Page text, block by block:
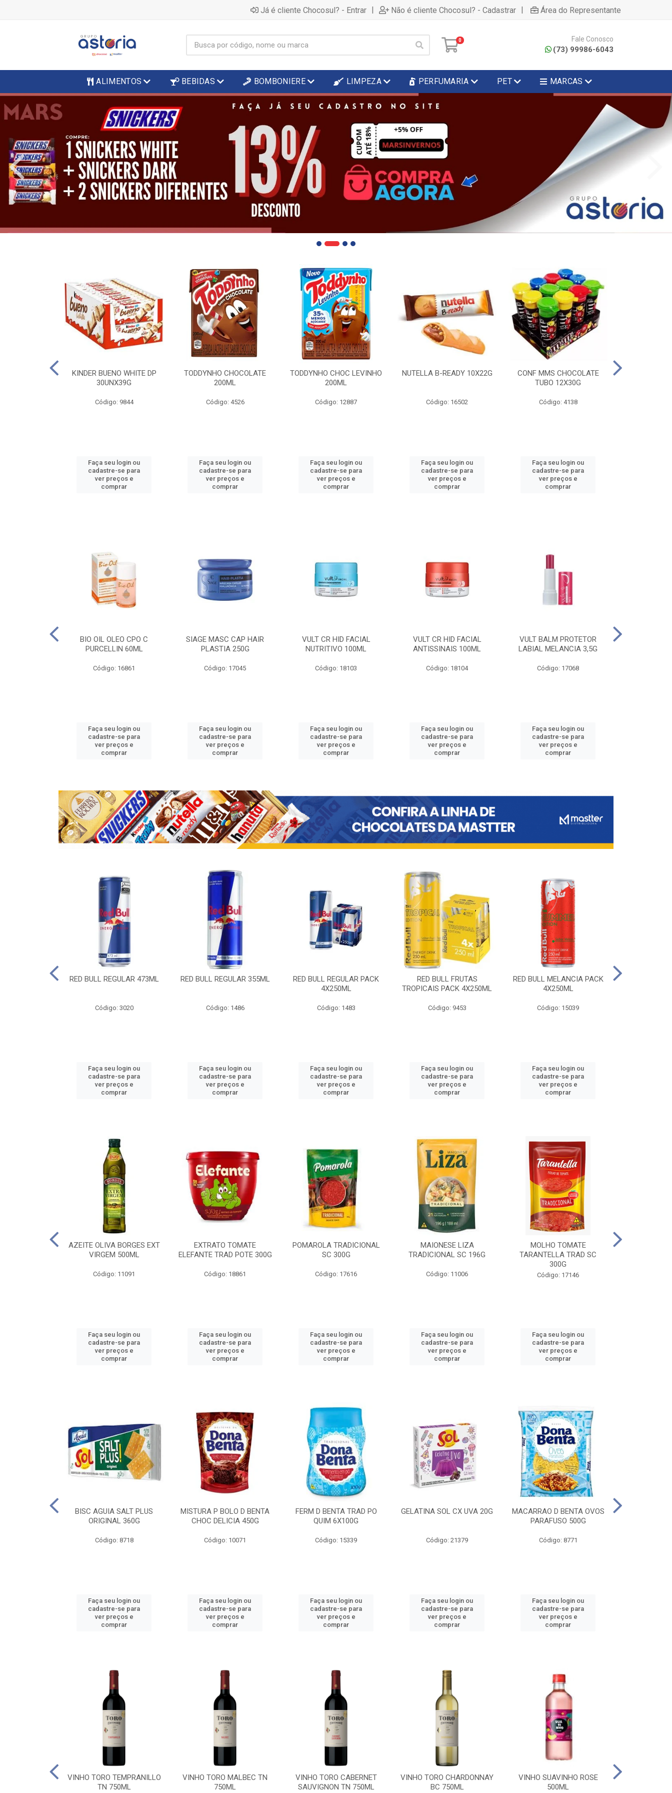
Já é cliente Chocosul? - Entrar | Não é cliente Chocosul? - Cadastrar | Área do Representante
0 Fale Conosco
(73) 99986-6043
ALIMENTOS BEBIDAS BOMBONIERE LIMPEZA PERFUMARIA PET MARCAS
KINDER BUENO WHITE DP
30UNX39G
Código: 9844
Faça seu login ou
cadastre-se para
ver preços e
comprar
TODDYNHO CHOCOLATE
200ML
Código: 4526
Faça seu login ou
cadastre-se para
ver preços e
comprar
TODDYNHO CHOC LEVINHO
200ML
Código: 12887
Faça seu login ou
cadastre-se para
ver preços e
comprar
NUTELLA B-READY 10X22G
Código: 16502
Faça seu login ou
cadastre-se para
ver preços e
comprar
CONF MMS CHOCOLATE
TUBO 12X30G
Código: 4138
Faça seu login ou
cadastre-se para
ver preços e
comprar
BIO OIL OLEO CPO C
PURCELLIN 60ML
Código: 16861
Faça seu login ou
cadastre-se para
ver preços e
comprar
SIAGE MASC CAP HAIR
PLASTIA 250G
Código: 17045
Faça seu login ou
cadastre-se para
ver preços e
comprar
VULT CR HID FACIAL
NUTRITIVO 100ML
Código: 18103
Faça seu login ou
cadastre-se para
ver preços e
comprar
VULT CR HID FACIAL
ANTISSINAIS 100ML
Código: 18104
Faça seu login ou
cadastre-se para
ver preços e
comprar
VULT BALM PROTETOR
LABIAL MELANCIA 3,5G
Código: 17068
Faça seu login ou
cadastre-se para
ver preços e
comprar
RED BULL REGULAR 473ML
Código: 3020
Faça seu login ou
cadastre-se para
ver preços e
comprar
RED BULL REGULAR 355ML
Código: 1486
Faça seu login ou
cadastre-se para
ver preços e
comprar
RED BULL REGULAR PACK
4X250ML
Código: 1483
Faça seu login ou
cadastre-se para
ver preços e
comprar
RED BULL FRUTAS
TROPICAIS PACK 4X250ML
Código: 9453
Faça seu login ou
cadastre-se para
ver preços e
comprar
RED BULL MELANCIA PACK
4X250ML
Código: 15039
Faça seu login ou
cadastre-se para
ver preços e
comprar
AZEITE OLIVA BORGES EXT
VIRGEM 500ML
Código: 11091
Faça seu login ou
cadastre-se para
ver preços e
comprar
EXTRATO TOMATE
ELEFANTE TRAD POTE 300G
Código: 18861
Faça seu login ou
cadastre-se para
ver preços e
comprar
POMAROLA TRADICIONAL
SC 300G
Código: 17616
Faça seu login ou
cadastre-se para
ver preços e
comprar
MAIONESE LIZA
TRADICIONAL SC 196G
Código: 11006
Faça seu login ou
cadastre-se para
ver preços e
comprar
MOLHO TOMATE
TARANTELLA TRAD SC
300G
Código: 17146
Faça seu login ou
cadastre-se para
ver preços e
comprar
BISC AGUIA SALT PLUS
ORIGINAL 360G
Código: 8718
Faça seu login ou
cadastre-se para
ver preços e
comprar
MISTURA P BOLO D BENTA
CHOC DELICIA 450G
Código: 10071
Faça seu login ou
cadastre-se para
ver preços e
comprar
FERM D BENTA TRAD PO
QUIM 6X100G
Código: 15339
Faça seu login ou
cadastre-se para
ver preços e
comprar
GELATINA SOL CX UVA 20G
Código: 21379
Faça seu login ou
cadastre-se para
ver preços e
comprar
MACARRAO D BENTA OVOS
PARAFUSO 500G
Código: 8771
Faça seu login ou
cadastre-se para
ver preços e
comprar
VINHO TORO TEMPRANILLO
TN 750ML
VINHO TORO MALBEC TN
750ML
VINHO TORO CABERNET
SAUVIGNON TN 750ML
VINHO TORO CHARDONNAY
BC 750ML
VINHO SUAVINHO ROSE
500ML